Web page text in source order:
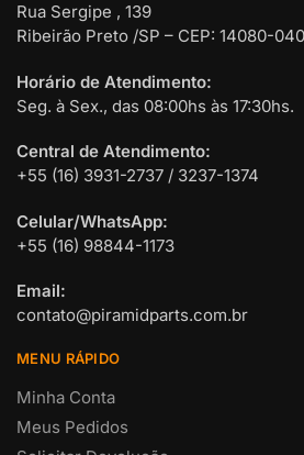
Rua Sergipe , 139
Ribeirão Preto /SP – CEP: 14080-040
Horário de Atendimento:
Seg. à Sex., das 08:00hs às 17:30hs.
Central de Atendimento:
+55 (16) 3931-2737 / 3237-1374
Celular/WhatsApp:
+55 (16) 98844-1173
Email:
contato@piramidparts.com.br
MENU RÁPIDO
Minha Conta
Meus Pedidos